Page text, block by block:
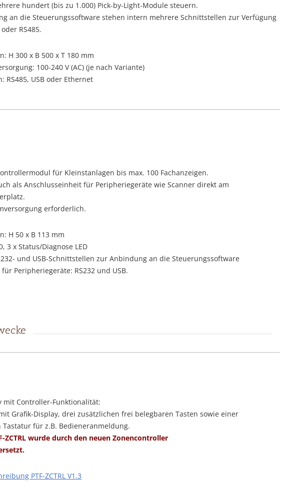
hundert (bis zu 1.000) Pick-by-Light-Module steuern.
an die Steuerungssoftware stehen intern mehrere Schnittstellen zur Verfügung
RS485.
H 300 x B 500 x T 180 mm
100-240 V (AC) (je nach Variante)
RS485, USB oder Ethernet
für Kleinstanlagen bis max. 100 Fachanzeigen.
als Anschlusseinheit für Peripheriegeräte wie Scanner direkt am
erforderlich.
H 50 x B 113 mm
3 x Status/Diagnose LED
und USB-Schnittstellen zur Anbindung an die Steuerungssoftware
Peripheriegeräte: RS232 und USB.
mit Controller-Funktionalität:
Grafik-Display, drei zusätzlichen frei belegbaren Tasten sowie einer
Tastatur für z.B. Bedieneranmeldung.
ZCTRL wurde durch den neuen Zonencontroller
PTF-ZCTRL V1.3